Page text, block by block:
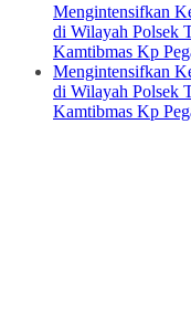
Mengintensifkan
di Wilayah Polsek
Kamtibmas Kp
Mengintensifkan
di Wilayah Polsek
Kamtibmas Kp